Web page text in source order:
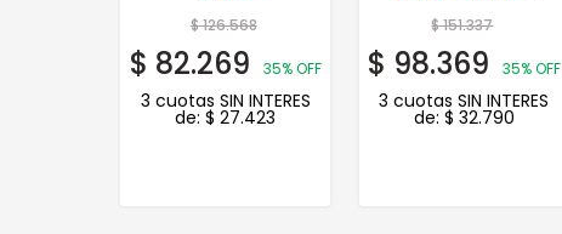
$126.568
$ 82.269 35% OFF
3 cuotas SIN INTERES
de:$ 27.423
$151.337
$ 98.369 35% OFF
3 cuotas SIN INTERES
de: $ 32.790